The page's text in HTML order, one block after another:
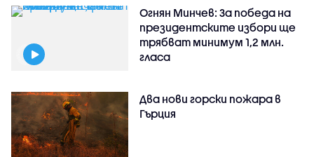
Огнян Минчев: За победа на
президентските избори ще
трябват минимум 1,2 млн.
гласа
Два нови горски пожара в
Гърция